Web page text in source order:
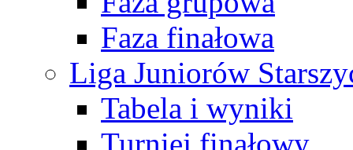
Faza finałowa
Liga Juniorów
Tabela i wyniki
Turniej finałowy